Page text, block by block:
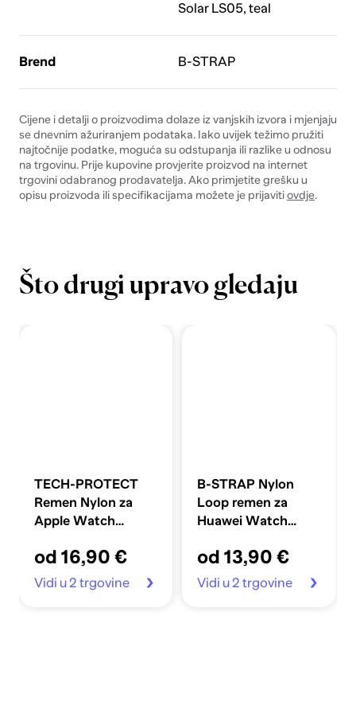
Solar LS05, teal
Brend B-STRAP
Cijene i detalji o proizvodima dolaze iz vanjskih izvora i mjenjaju
se dnevnim ažuriranjem podataka. Iako uvijek težimo pružiti
najtočnije podatke, moguća su odstupanja ili razlike u odnosu
na trgovinu. Prije kupovine provjerite proizvod na internet
trgovini odabranog prodavatelja. Ako primjetite grešku u
opisu proizvoda ili specifikacijama možete je prijavitiovdje.
Što drugi upravo gledaju
TECH-PROTECT
Remen Nylon za
Apple Watch
cream
od 16,90 €
Vidi u 2 trgovine
B-STRAP Nylon
Loop remen za
Huawei Watch
yellow
od 13,90 €
Vidi u 2 trgovine